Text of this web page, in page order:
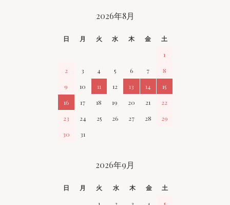
2026年8月
日 月 火 水 木 金
土
1
2
3 4 5 6 7
8
9
10 11 12 13 14
15
16
17 18 19 20 21
22
23
24 25 26 27 28
29
30
31
2026年9月
日 月 火 水 木 金
土